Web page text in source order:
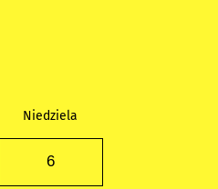
Niedziela
6